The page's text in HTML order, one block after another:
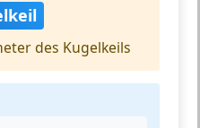
des Kugelkeils